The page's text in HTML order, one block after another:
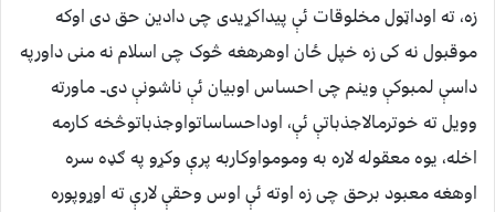
زه، ته اوداټول مخلوقات ئې پیداکړیدی چی دادین حق دی اوکه
موقبول نه کی زه خپل ځان اوهرهغه څوک چی اسلام نه منی داورپه
داسې لمبوکې وینم چی احساس اوبیان ئې ناشونې دی۔ ماورته
وویل ته خوترمالاجذباتې ئې، اوداحساساتواوجذباتوڅخه کارمه
اخله، یوه معقوله لاره به ومومواوکاربه پرې وکړو په ګډه سره
اوهغه معبود برحق چی زه اوته ئې اوس وحقې لارې ته اوړوپوره